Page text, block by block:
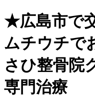
★広島市で
ムチウチで
さひ整骨院
専門治療